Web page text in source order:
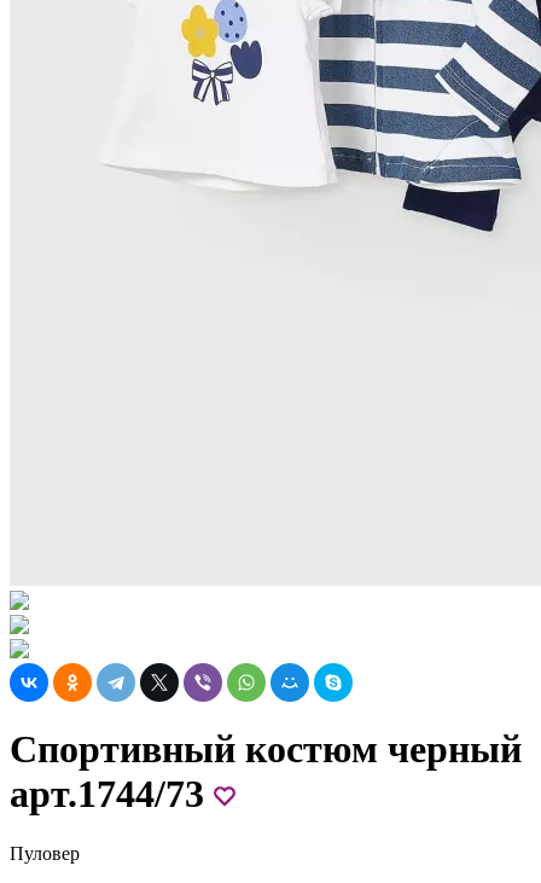
Спортивный костюм черный
арт.1744/73
Пуловер